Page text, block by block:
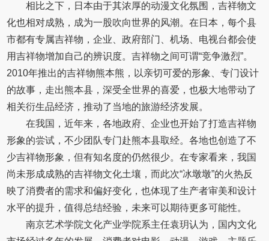
相比之下，日本由于其浓厚的动漫文化氛围，吉祥物文
化也相对成熟，成为一股吹向世界的风潮。在日本，每个县
市都有专属吉祥物，企业、政府部门、机场、电视台都会使
用吉祥物增加自己的辨识度。吉祥物之间可谓“竞争激烈”。
2010年推出的吉祥物熊本熊，以亲切可爱的形象、专门设计
的故事，走出熊本县，深受全世界的喜爱，也极大地带动了
相关衍生品经济，推动了当地的旅游经济发展。
在我国，近年来，各地政府、企业也开始了打造吉祥物
形象的尝试，不少团队专门赴熊本县取经。各地也创造了不
少吉祥物形象，但有知名度的仍然很少。在专家看来，我国
尚未形成成熟的吉祥物文化土壤，而此次“冰墩墩”的火热反
映了消费者的需求和偏好变化，也体现了生产者审美和设计
水平的提升，值得总结经验，未来可以期待更多可能性。
南京艺术学院文化产业学院系主任袁玥认为，国内文化